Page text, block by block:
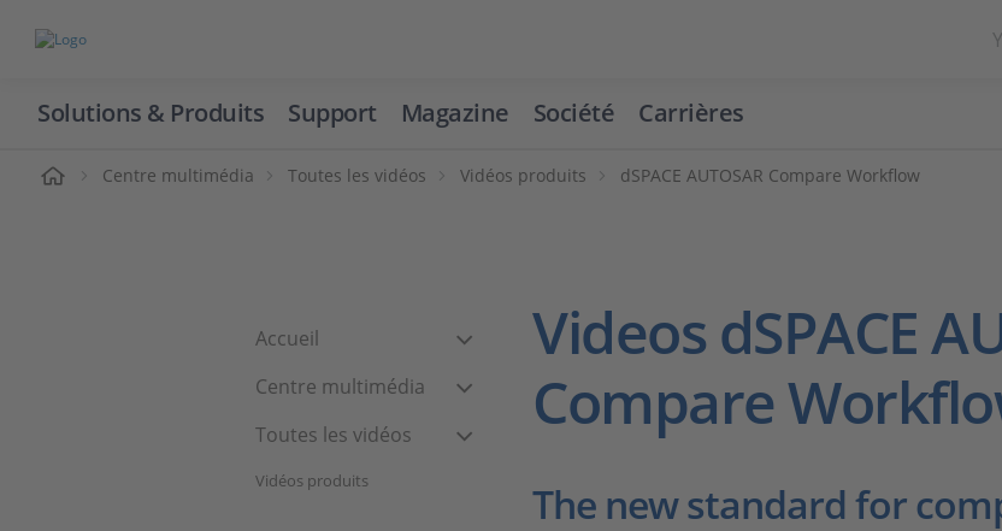
Solutions & Produits Support Magazine Société Carrières
Centre multimédia Toutes les vidéos Vidéos produits dSPACE AUTOSAR Compare Workflow
Accueil
Centre multimédia
Toutes les vidéos
Vidéos produits
Videos dSPACE
Compare
The new standard for